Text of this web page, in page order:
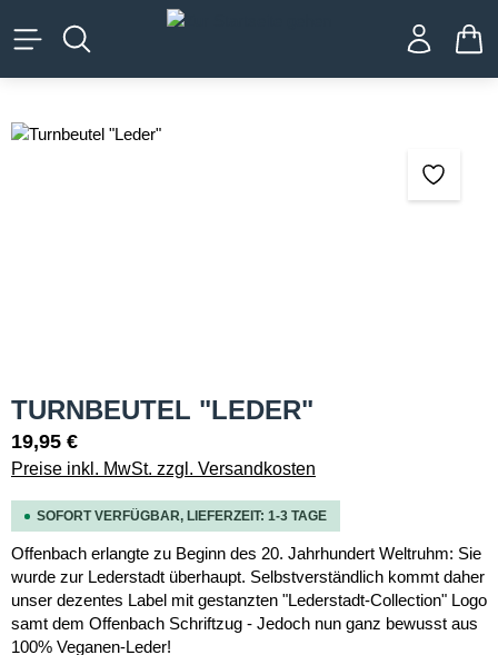
springen
Bildergalerie überspringen
TURNBEUTEL "LEDER"
19,95 €
Preise inkl. MwSt. zzgl. Versandkosten
SOFORT VERFÜGBAR, LIEFERZEIT: 1-3 TAGE
Offenbach erlangte zu Beginn des 20. Jahrhundert Weltruhm: Sie
wurde zur Lederstadt überhaupt. Selbstverständlich kommt daher
unser dezentes Label mit gestanzten "Lederstadt-Collection" Logo
samt dem Offenbach Schriftzug - Jedoch nun ganz bewusst aus
100% Veganen-Leder!